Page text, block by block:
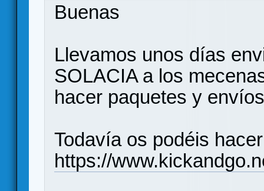
Buenas
Llevamos unos días
SOLACIA a los
hacer paquetes y
Todavía os podéis
https://